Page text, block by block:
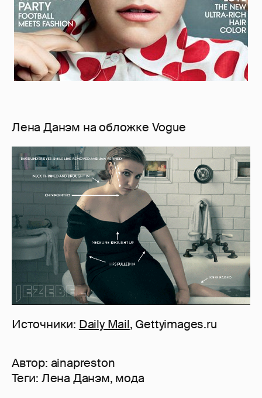
Лена Данэм на обложке Vogue
Источники: Daily Mail, Gettyimages.ru
Автор: ainapreston
Теги: Лена Данэм, мода